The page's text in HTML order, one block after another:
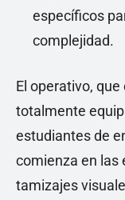
específicos
complejidad.
El operativo,
totalmente
estudiantes de
comienza en las
tamizajes